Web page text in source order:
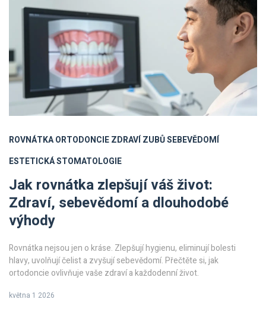
ROVNÁTKAORTODONCIEZDRAVÍ ZUBŮSEBEVĚDOMÍ
ESTETICKÁ STOMATOLOGIE
Jak rovnátka zlepšují váš život:
Zdraví, sebevědomí a dlouhodobé
výhody
Rovnátka nejsou jen o kráse. Zlepšují hygienu, eliminují bolesti
hlavy, uvolňují čelist a zvyšují sebevědomí. Přečtěte si, jak
ortodoncie ovlivňuje vaše zdraví a každodenní život.
května 1 2026